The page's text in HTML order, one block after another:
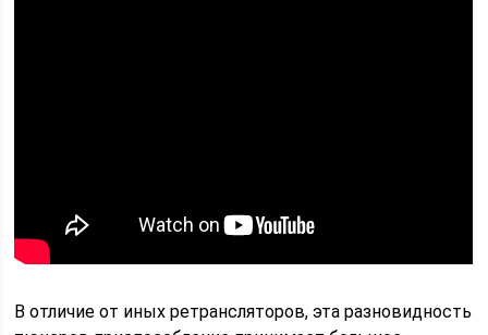
В отличие от иных ретрансляторов, эта разновидность